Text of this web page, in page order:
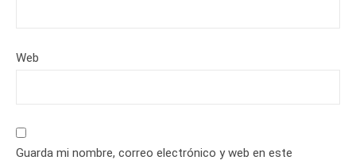
Web
Guarda mi nombre, correo electrónico y web en este